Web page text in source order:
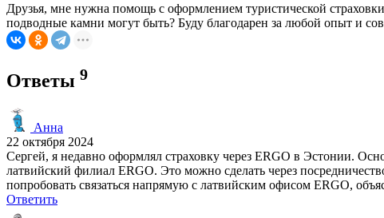
Друзья, мне нужна помощь с оформлением туристической
подводные камни могут быть? Буду благодарен за любой опыт и
Ответы 9
Анна
22 октября 2024
Сергей, я недавно оформлял страховку через ERGO в Эстонии.
латвийский филиал ERGO. Это можно сделать через
попробовать связаться напрямую с латвийским офисом ERGO,
Ответить